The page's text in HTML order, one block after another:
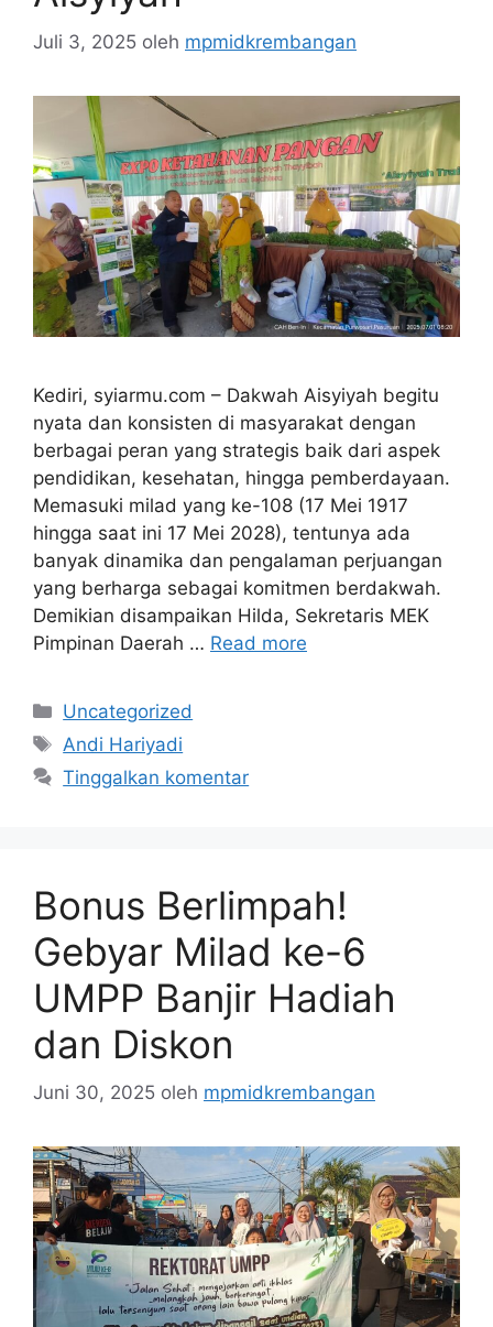
Juli 3, 2025 oleh mpmidkrembangan
Kediri, syiarmu.com – Dakwah Aisyiyah begitu
nyata dan konsisten di masyarakat dengan
berbagai peran yang strategis baik dari aspek
pendidikan, kesehatan, hingga pemberdayaan.
Memasuki milad yang ke-108 (17 Mei 1917
hingga saat ini 17 Mei 2028), tentunya ada
banyak dinamika dan pengalaman perjuangan
yang berharga sebagai komitmen berdakwah.
Demikian disampaikan Hilda, Sekretaris MEK
Pimpinan Daerah … Read more
Kategori
Uncategorized
Tag
Andi Hariyadi
Tinggalkan komentar
Bonus Berlimpah!
Gebyar Milad ke-6
UMPP Banjir Hadiah
dan Diskon
Juni 30, 2025 oleh mpmidkrembangan